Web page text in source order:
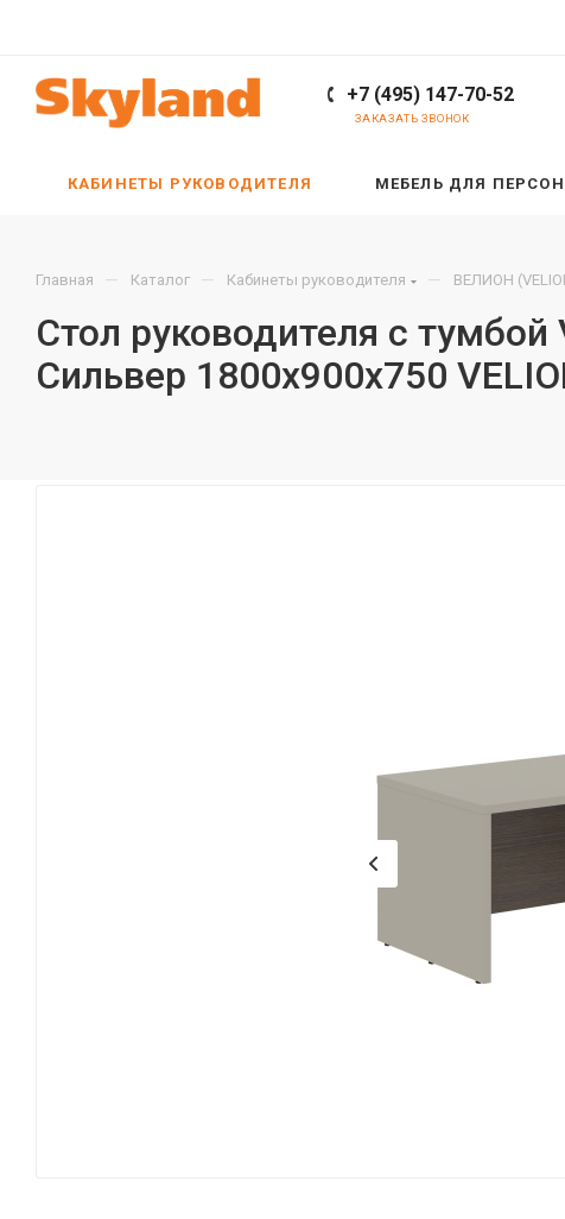
+7 (495) 147-70-52
ЗАКАЗАТЬ ЗВОНОК
КАБИНЕТЫ РУКОВОДИТЕЛЯ МЕБЕЛЬ ДЛЯ
Главная — Каталог — Кабинеты руководителя — ВЕЛИОН
Стол руководителя с
Сильвер 1800х900х750